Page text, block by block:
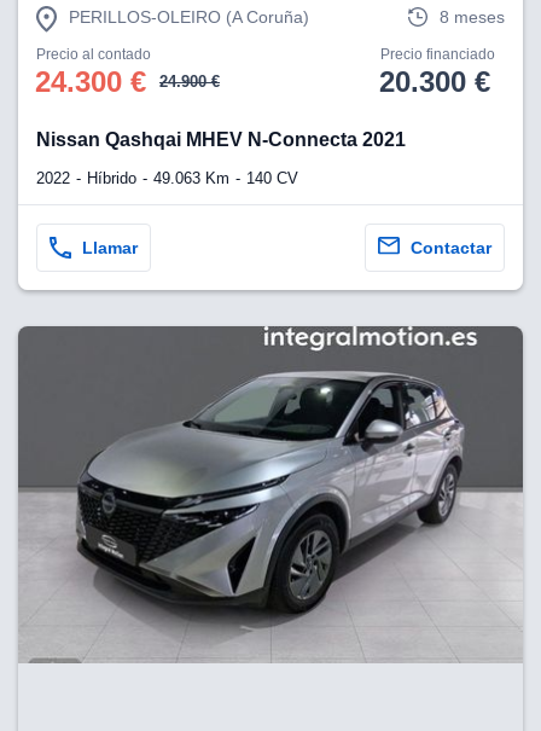
PERILLOS-OLEIRO (A Coruña) 8 meses
Precio al contado
24.300 € 24.900 €
Precio financiado
20.300 €
Nissan Qashqai MHEV N-Connecta 2021
2022 Híbrido 49.063 Km 140 CV
Llamar Contactar